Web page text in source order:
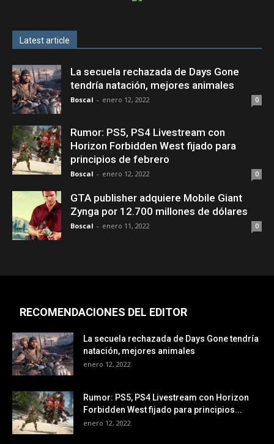
Latest article
La secuela rechazada de Days Gone
tendría natación, mejores animales
Boscal - enero 12, 2022 0
Rumor: PS5, PS4 Livestream con
Horizon Forbidden West fijado para
principios de febrero
Boscal - enero 12, 2022 0
GTA publisher adquiere Mobile Giant
Zynga por 12.700 millones de dólares
Boscal - enero 11, 2022 0
RECOMENDACIONES DEL EDITOR
La secuela rechazada de Days Gone tendría
natación, mejores animales
enero 12, 2022
Rumor: PS5, PS4 Livestream con Horizon
Forbidden West fijado para principios...
enero 12, 2022